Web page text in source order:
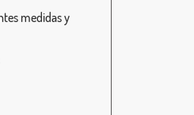
medidas y